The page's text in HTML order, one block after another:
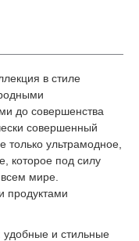
в стиле
до совершенства
совершенный
только ультрамодное,
которое под силу
мире.
продуктами
удобные и стильные